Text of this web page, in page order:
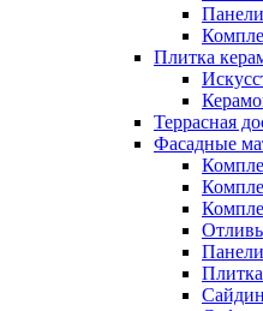
Плитка
Террасная
Фасадные